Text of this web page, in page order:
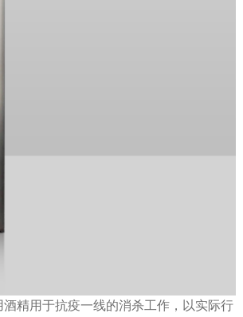
精用于抗疫一线的消杀工作，以实际行